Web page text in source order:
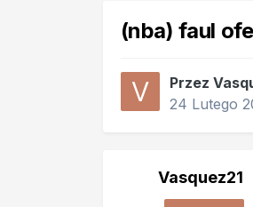
(nba) faul
Przez
24 Lutego
Vasquez21